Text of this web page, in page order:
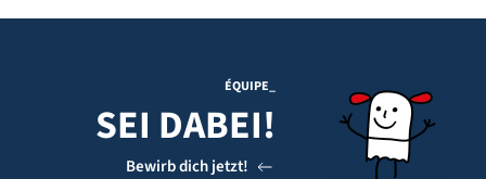
ÉQUIPE_
SEI DABEI!
Bewirb dich jetzt!